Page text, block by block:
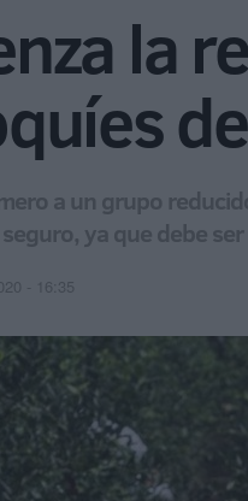
la
a un grupo
ya que debe
- 16:35